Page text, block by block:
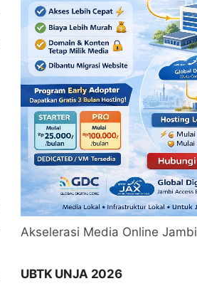
Akselerasi Media Online Jambi
UBTK UNJA 2026